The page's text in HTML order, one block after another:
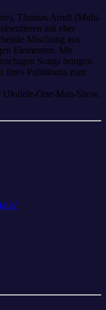
Thomas Arndt (Multi-
mit eher
Mischung aus
Elementen. Mit
Songs bringen
ihres Publikums zum
Ukulele-One-Man-Show.